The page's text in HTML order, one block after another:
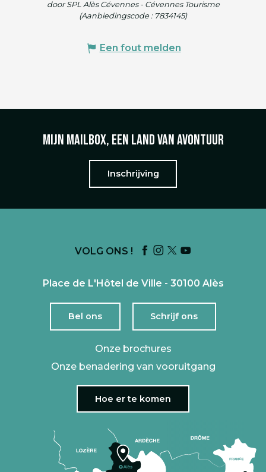
door SPL Alès Cévennes - Cévennes Tourisme
(Aanbiedingscode : 7834145)
Een fout melden
Mijn mailbox, een land van avontuur
Inschrijving
VOLG ONS !
Place de L'Hôtel de Ville - 30100 Alès
Bel ons Schrijf ons
Onze brochures
Onze benadering van vooruitgang
Hoe er te komen